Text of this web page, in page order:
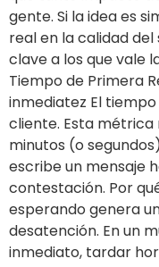
gente. Si la idea es
real en la calidad
clave a los que vale
Tiempo de Primera
inmediatez El
cliente. Esta
minutos (o
escribe un mensaje
contestación. Por
esperando genera
desatención. En un
inmediato, tardar